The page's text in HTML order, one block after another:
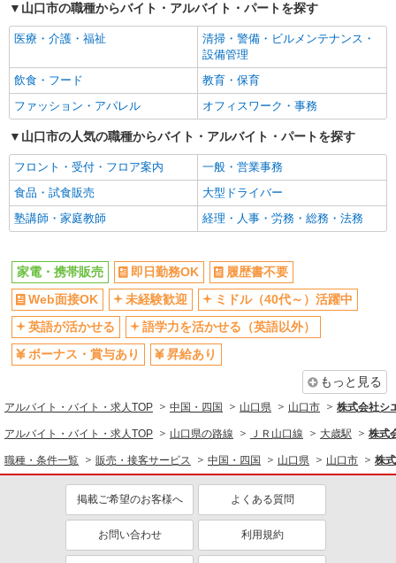
交通費支給
社会保険あり
社員登用あり
山口市の職種からバイト・アルバイト・パートを探す
医療・介護・福祉
清掃・警備・ビルメンテナンス・
設備管理
飲食・フード
教育・保育
ファッション・アパレル
オフィスワーク・事務
山口市の人気の職種からバイト・アルバイト・パートを探す
フロント・受付・フロア案内
一般・営業事務
食品・試食販売
大型ドライバー
塾講師・家庭教師
経理・人事・労務・総務・法務
家電・携帯販売 即日勤務OK
履歴書不要
Web面接OK
未経験歓迎
ミドル（40代～）活躍中
英語が活かせる
語学力を活かせる（英語以外）
ボーナス・賞与あり
昇給あり
もっと見る
アルバイト・バイト・求人TOP 中国・四国 山口県 山口市 株式会社シ
アルバイト・バイト・求人TOP 山口県の路線 ＪＲ山口線 大歳駅 株式
職種・条件一覧 販売・接客サービス 中国・四国 山口県 山口市 株
掲載ご希望のお客様へ よくある質問
お問い合わせ 利用規約